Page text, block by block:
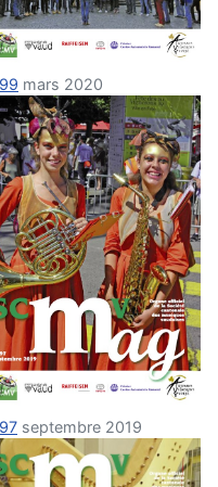
mars 2020
septembre 2019